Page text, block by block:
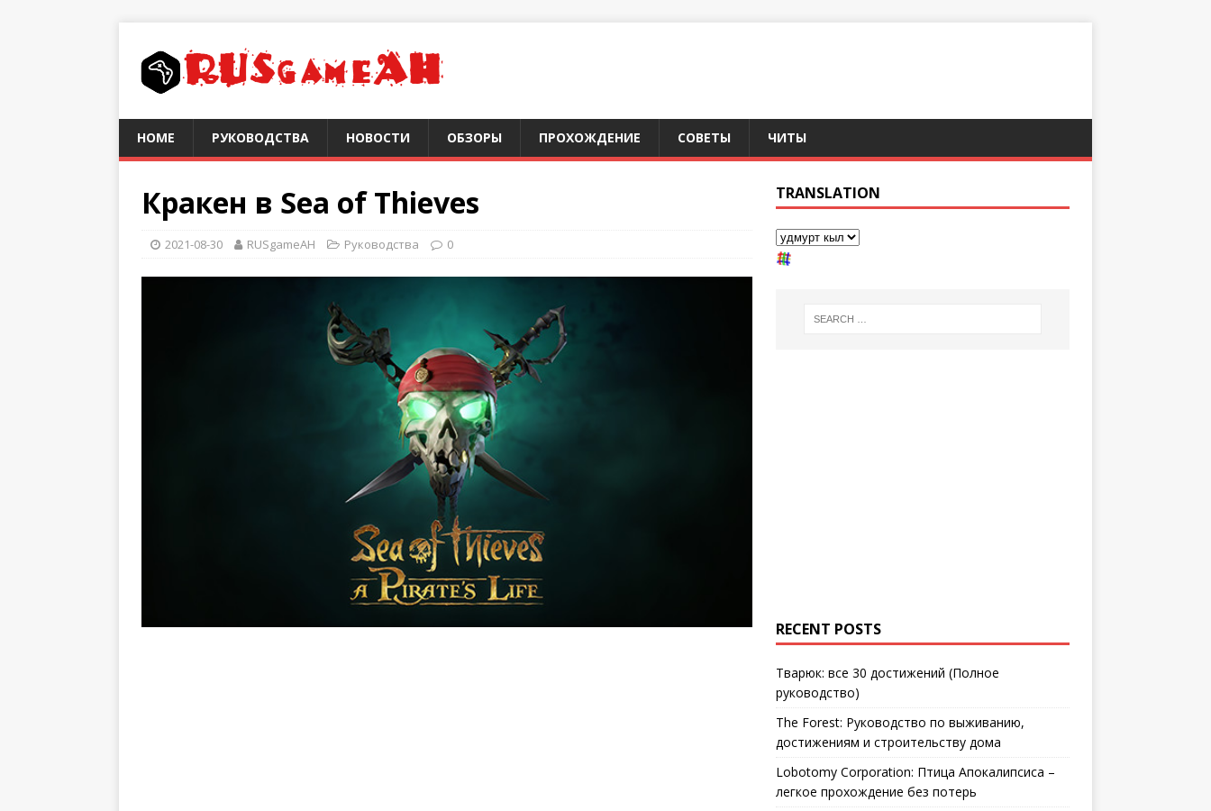
HOME РУКОВОДСТВА НОВОСТИ ОБЗОРЫ ПРОХОЖДЕНИЕ СОВЕТЫ ЧИТЫ
Крaкeн в Sea of Thieves
2021-08-30 RUSgameAH Руководства 0
TRANSLATION
RECENT POSTS
Тварюк: все 30 достижений (Полное
руководство)
The Forest: Руководство по выживанию,
достижениям и строительству дома
Lobotomy Corporation: Птица Апокалипсиса –
легкое прохождение без потерь